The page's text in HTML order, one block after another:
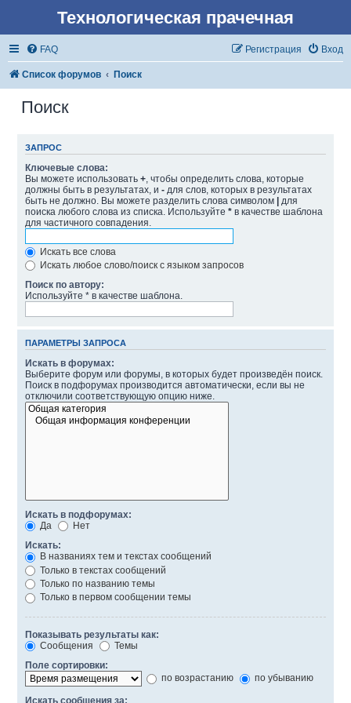
Технологическая прачечная
FAQ Вход
Регистрация
Список форумов Поиск
Поиск
ЗАПРОС
Ключевые слова:
Вы можете использовать +, чтобы определить слова, которые
должны быть в результатах, и -для слов, которых в результатах
быть не должно. Вы можете разделить слова символом |для
поиска любого слова из списка. Используйте *в качестве шаблона
для частичного совпадения.
Искать все слова
Искать любое слово/поиск с языком запросов
Поиск по автору:
Используйте * в качестве шаблона.
ПАРАМЕТРЫ ЗАПРОСА
Искать в форумах:
Выберите форум или форумы, в которых будет произведён поиск.
Поиск в подфорумах производится автоматически, если вы не
отключили соответствующую опцию ниже.
Искать в подфорумах:
Да
Нет
Искать:
В названиях тем и текстах сообщений
Только в текстах сообщений
Только по названию темы
Только в первом сообщении темы
Показывать результаты как:
Сообщения
Темы
Поле сортировки:
по возрастанию
по убыванию
Искать сообщения за: